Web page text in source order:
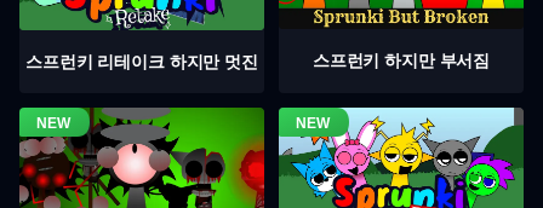
스프런키 리테이크 하지만 멋진 스프런키 하지만 부서짐